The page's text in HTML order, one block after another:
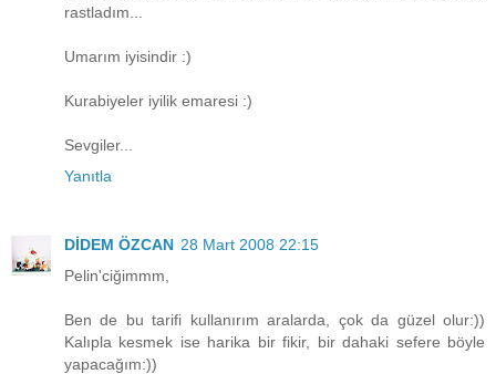
rastladım...
Umarım iyisindir :)
Kurabiyeler iyilik emaresi :)
Sevgiler...
Yanıtla
DİDEM ÖZCAN 28 Mart 2008 22:15
Pelin'ciğimmm,
Ben de bu tarifi kullanırım aralarda, çok da güzel olur:))
Kalıpla kesmek ise harika bir fikir, bir dahaki sefere böyle
yapacağım:))